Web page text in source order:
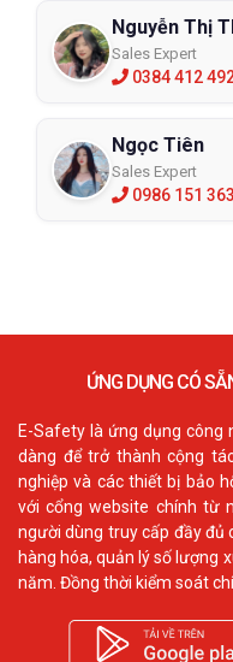
Nguyễn Thị
Sales Expert
0384 412
Ngọc Tiên
Sales Expert
0986 151 363
ỨNG DỤNG CÓ
E-Safety là ứng dụng công
dàng để trở thành cộng
nghiệp và các thiết bị bảo
với cổng website chính từ
người dùng truy cấp đầy đủ
hàng hóa, quản lý số lượng
năm. Đồng thời kiểm soát